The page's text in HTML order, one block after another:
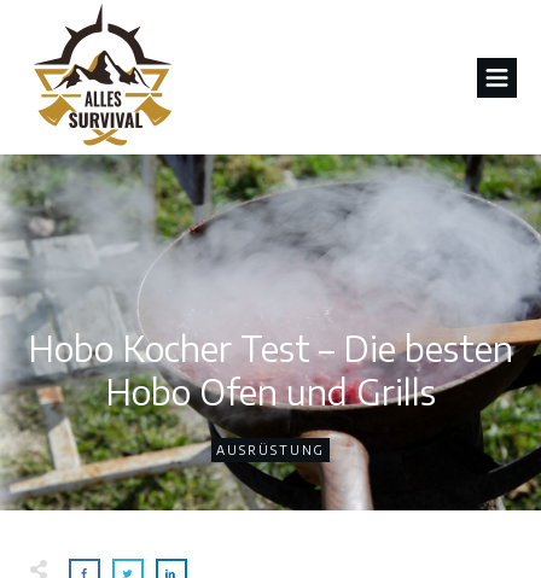
Hobo Kocher Test – Die besten
Hobo Ofen und Grills
AUSRÜSTUNG